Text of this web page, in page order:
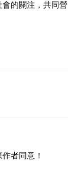
的關注，共同營
者同意！